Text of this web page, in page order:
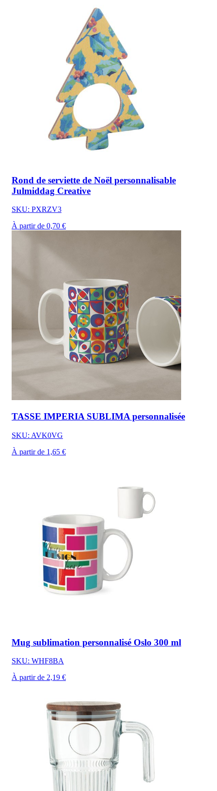
Rond de serviette de Noël personnalisable
Julmiddag Creative
SKU: PXRZV3
À partir de 0,70 €
TASSE IMPERIA SUBLIMA personnalisée
SKU: AVK0VG
À partir de 1,65 €
Mug sublimation personnalisé Oslo 300 ml
SKU: WHF8BA
À partir de 2,19 €